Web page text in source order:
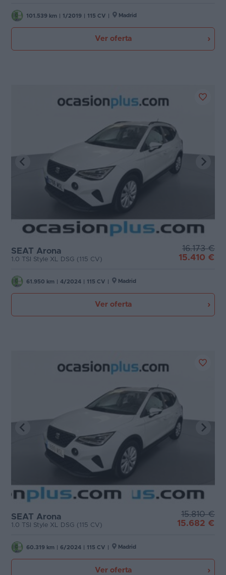
101.539 km 1/2019 115 CV Madrid
Ver oferta
SEAT Arona
1.0 TSI Style XL DSG (115 CV)
16.173 €
15.410 €
61.950 km 4/2024 115 CV Madrid
Ver oferta
SEAT Arona
1.0 TSI Style XL DSG (115 CV)
15.810 €
15.682 €
60.319 km 6/2024 115 CV Madrid
Ver oferta